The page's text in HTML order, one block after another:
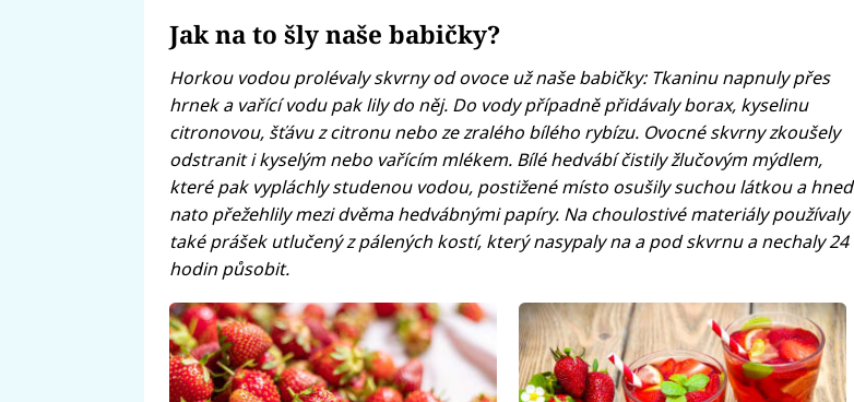
Jak na to šly naše babičky?
Horkou vodou prolévaly skvrny od ovoce už naše babičky: Tkaninu napnuly přes
hrnek a vařící vodu pak lily do něj. Do vody případně přidávaly borax, kyselinu
citronovou, šťávu z citronu nebo ze zralého bílého rybízu. Ovocné skvrny zkoušely
odstranit i kyselým nebo vařícím mlékem. Bílé hedvábí čistily žlučovým mýdlem,
které pak vypláchly studenou vodou, postižené místo osušily suchou látkou a hned
nato přežehlily mezi dvěma hedvábnými papíry. Na choulostivé materiály používaly
také prášek utlučený z pálených kostí, který nasypaly na a pod skvrnu a nechaly 24
hodin působit.